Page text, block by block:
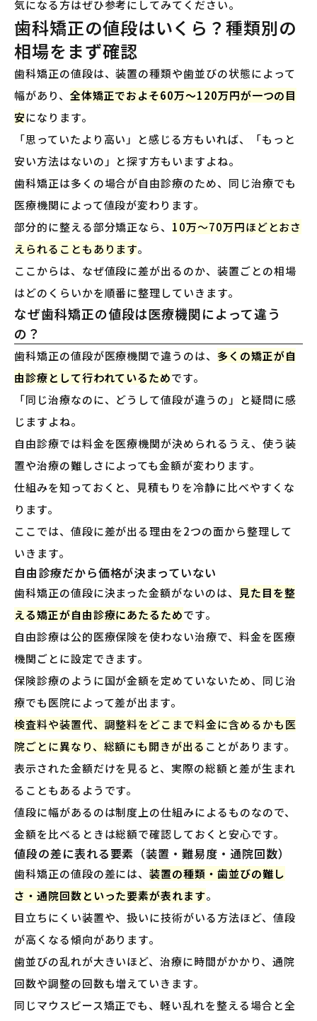
気になる方はぜひ参考にしてみてください。
歯科矯正の値段はいくら？種類別の
相場をまず確認
歯科矯正の値段は、装置の種類や歯並びの状態によって
幅があり、 全体矯正でおよそ60万〜120万円が一つの目
安になります。
「思っていたより高い」と感じる方もいれば、「もっと
安い方法はないの」と探す方もいますよね。
歯科矯正は多くの場合が自由診療のため、同じ治療でも
医療機関によって値段が変わります。
部分的に整える部分矯正なら、 10万〜70万円ほどとおさ
えられることもあります。
ここからは、なぜ値段に差が出るのか、装置ごとの相場
はどのくらいかを順番に整理していきます。
なぜ歯科矯正の値段は医療機関によって違う
の？
歯科矯正の値段が医療機関で違うのは、 多くの矯正が自
由診療として行われているためです。
「同じ治療なのに、どうして値段が違うの」と疑問に感
じますよね。
自由診療では料金を医療機関が決められるうえ、使う装
置や治療の難しさによっても金額が変わります。
仕組みを知っておくと、見積もりを冷静に比べやすくな
ります。
ここでは、値段に差が出る理由を2つの面から整理して
いきます。
自由診療だから価格が決まっていない
歯科矯正の値段に決まった金額がないのは、
見た目を整
える矯正が自由診療にあたるためです。
自由診療は公的医療保険を使わない治療で、料金を医療
機関ごとに設定できます。
保険診療のように国が金額を定めていないため、同じ治
療でも医院によって差が出ます。
検査料や装置代、調整料をどこまで料金に含めるかも医
院ごとに異なり、総額にも開きが出る ことがあります。
表示された金額だけを見ると、実際の総額と差が生まれ
ることもあるようです。
値段に幅があるのは制度上の仕組みによるものなので、
金額を比べるときは総額で確認しておくと安心です。
値段の差に表れる要素（装置・難易度・通院回数）
歯科矯正の値段の差には、装置の種類・歯並びの難し
さ・通院回数といった要素が表れます。
目立ちにくい装置や、扱いに技術がいる方法ほど、値段
が高くなる傾向があります。
歯並びの乱れが大きいほど、治療に時間がかかり、通院
回数や調整の回数も増えていきます。
同じマウスピース矯正でも、軽い乱れを整える場合と全